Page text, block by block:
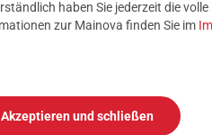
haben Sie jederzeit die
zur Mainova finden Sie im
Akzeptieren und schließen
ersetzen die durch
Gemeindewald. Im
lassen Laubbäume das
perspektivisch rund
lebenslangen